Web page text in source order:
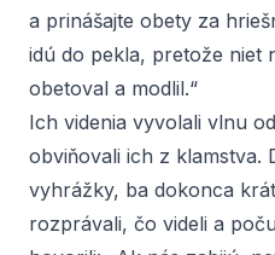
a prinášajte obety za
idú do pekla, pretože niet
obetoval a modlil.“
Ich videnia vyvolali vlnu
obviňovali ich z klamstva.
vyhrážky, ba dokonca
rozprávali, čo videli a